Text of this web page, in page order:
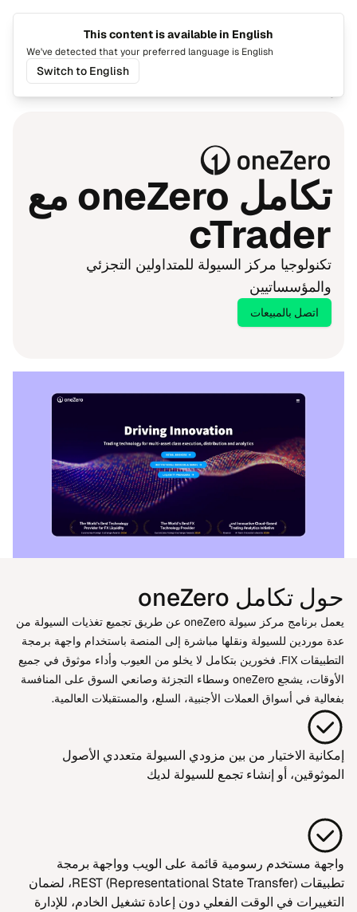
الرئيسية
تكامل oneZero مع
cTrader
تكنولوجيا مركز السيولة للمتداولين التجزئي
والمؤسساتيين
اتصل بالمبيعات
حول تكامل oneZero
يعمل برنامج مركز سيولة oneZero عن طريق تجميع تغذيات السيولة من
عدة موردين للسيولة ونقلها مباشرة إلى المنصة باستخدام واجهة برمجة
التطبيقات FIX. فخورين بتكامل لا يخلو من العيوب وأداء موثوق في جميع
الأوقات، يشجع oneZero وسطاء التجزئة وصانعي السوق على المنافسة
بفعالية في أسواق العملات الأجنبية، السلع، والمستقبلات العالمية.
إمكانية الاختيار من بين مزودي السيولة متعددي الأصول
الموثوقين، أو إنشاء تجمع للسيولة لديك
واجهة مستخدم رسومية قائمة على الويب وواجهة برمجة
تطبيقات REST (Representational State Transfer)، لضمان
التغييرات في الوقت الفعلي دون إعادة تشغيل الخادم، للإدارة
This content is available in English
We've detected that your preferred language is English
Switch to English